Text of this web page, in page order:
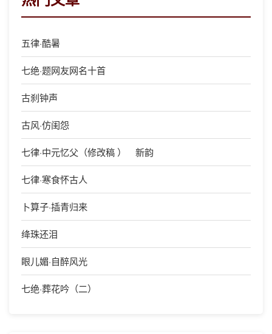
五律·酷暑
七绝·题网友网名十首
古刹钟声
古风·仿闺怨
七律·中元忆父（修改稿 ） 新韵
七律·寒食怀古人
卜算子·插青归来
绛珠还泪
眼儿媚·自醉风光
七绝·葬花吟（二）